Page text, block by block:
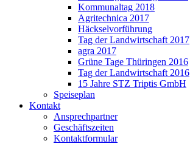
Kommunaltag 2018
Agritechnica 2017
Häckselvorführung
Tag der Landwirtschaft 2017
agra 2017
Grüne Tage Thüringen 2016
Tag der Landwirtschaft 2016
15 Jahre STZ Triptis GmbH
Speiseplan
Kontakt
Ansprechpartner
Geschäftszeiten
Kontaktformular